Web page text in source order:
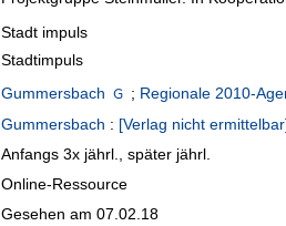
Stadt impuls
Stadtimpuls
Gummersbach ; Regionale 2010-
Gummersbach : [Verlag nicht
Anfangs 3x jährl., später jährl.
Online-Ressource
Gesehen am 07.02.18